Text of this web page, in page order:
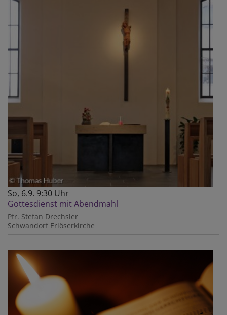
So, 6.9. 9:30 Uhr
Gottesdienst mit Abendmahl
Pfr. Stefan Drechsler
Schwandorf Erlöserkirche